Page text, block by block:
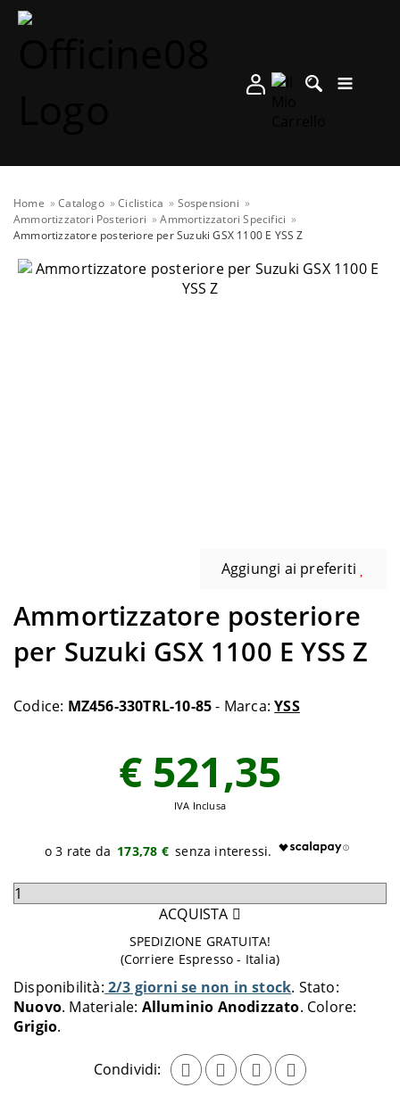
Home Catalogo Ciclistica
Sospensioni
Ammortizzatori Posteriori
Ammortizzatori Specifici
Ammortizzatore posteriore per Suzuki GSX 1100 E YSS Z
Aggiungi ai preferiti
Ammortizzatore posteriore
per Suzuki GSX 1100 E YSS Z
Codice: MZ456-330TRL-10-85- Marca:YSS
Disponibilità: 2/3 giorni se non in stock Stato:
Nuovo Materiale: Alluminio Anodizzato Colore:
Grigio
Condividi:
€ 521,35
IVA Inclusa
173,78 €
Seleziona
carrello
ACQUISTA
SPEDIZIONE GRATUITA!
(Corriere Espresso - Italia)